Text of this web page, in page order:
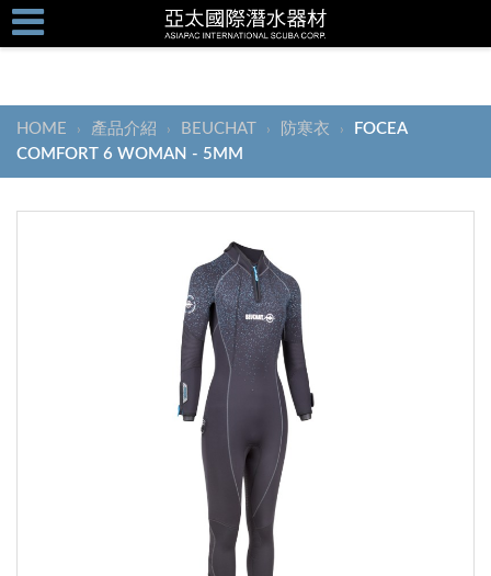
HOME › 產品介紹 › BEUCHAT › 防寒衣 ›
FOCEA
COMFORT 6 WOMAN - 5MM